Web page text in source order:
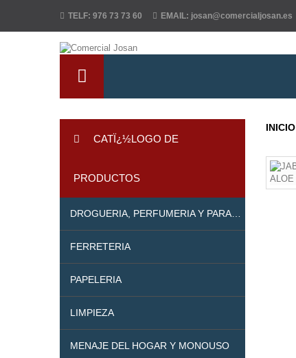
TELF: 976 73 73 60 EMAIL: josan@comercialjosan.es
CATÏ¿½LOGO DE
PRODUCTOS
FERRETERIA
PAPELERIA
LIMPIEZA
MENAJE DEL HOGAR Y MONOUSO
INICIO